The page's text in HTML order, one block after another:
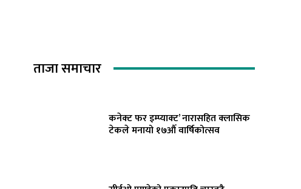
ताजा समाचार
कनेक्ट फर इम्प्याक्ट’ नारासहित क्लासिक
टेकले मनायो १७औँ वार्षिकोत्सव